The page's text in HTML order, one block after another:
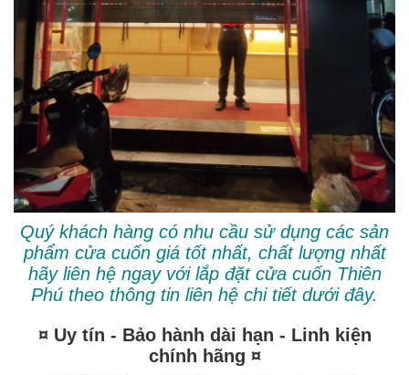
Quý khách hàng có nhu cầu sử dụng các sản
phẩm cửa cuốn giá tốt nhất, chất lượng nhất
hãy liên hệ ngay với lắp đặt cửa cuốn Thiên
Phú theo thông tin liên hệ chi tiết dưới đây.
¤ Uy tín - Bảo hành dài hạn - Linh kiện
chính hãng ¤